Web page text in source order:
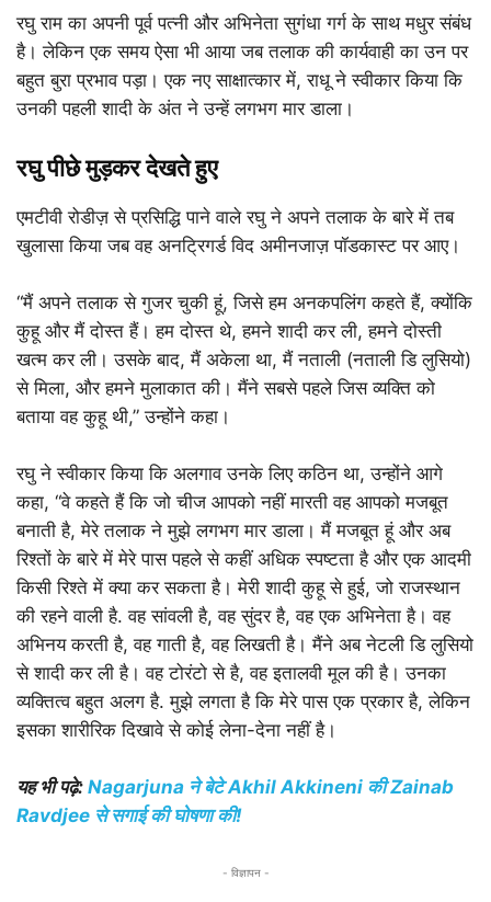
रघु राम का अपनी पूर्व पत्नी और अभिनेता सुगंधा गर्ग के साथ मधुर संबंध
है। लेकिन एक समय ऐसा भी आया जब तलाक की कार्यवाही का उन पर
बहुत बुरा प्रभाव पड़ा। एक नए साक्षात्कार में, राधू ने स्वीकार किया कि
उनकी पहली शादी के अंत ने उन्हें लगभग मार डाला।
रघु पीछे मुड़कर देखते हुए
एमटीवी रोडीज़ से प्रसिद्धि पाने वाले रघु ने अपने तलाक के बारे में तब
खुलासा किया जब वह अनट्रिगर्ड विद अमीनजाज़ पॉडकास्ट पर आए।
“मैं अपने तलाक से गुजर चुकी हूं, जिसे हम अनकपलिंग कहते हैं, क्योंकि
कुहू और मैं दोस्त हैं। हम दोस्त थे, हमने शादी कर ली, हमने दोस्ती
खत्म कर ली। उसके बाद, मैं अकेला था, मैं नताली (नताली डि लुसियो)
से मिला, और हमने मुलाकात की। मैंने सबसे पहले जिस व्यक्ति को
बताया वह कुहू थी,” उन्होंने कहा।
रघु ने स्वीकार किया कि अलगाव उनके लिए कठिन था, उन्होंने आगे
कहा, “वे कहते हैं कि जो चीज आपको नहीं मारती वह आपको मजबूत
बनाती है, मेरे तलाक ने मुझे लगभग मार डाला। मैं मजबूत हूं और अब
रिश्तों के बारे में मेरे पास पहले से कहीं अधिक स्पष्टता है और एक आदमी
किसी रिश्ते में क्या कर सकता है। मेरी शादी कुहू से हुई, जो राजस्थान
की रहने वाली है. वह सांवली है, वह सुंदर है, वह एक अभिनेता है। वह
अभिनय करती है, वह गाती है, वह लिखती है। मैंने अब नेटली डि लुसियो
से शादी कर ली है। वह टोरंटो से है, वह इतालवी मूल की है। उनका
व्यक्तित्व बहुत अलग है. मुझे लगता है कि मेरे पास एक प्रकार है, लेकिन
इसका शारीरिक दिखावे से कोई लेना-देना नहीं है।
यह भी पढ़े: Nagarjuna ने बेटे Akhil Akkineni की Zainab
Ravdjee से सगाई की घोषणा की!
- विज्ञापन -